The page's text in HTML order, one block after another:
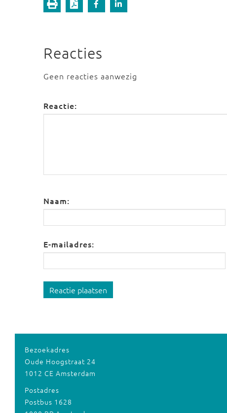
Reacties
Geen reacties aanwezig
Reactie:
Naam:
E-mailadres:
Reactie plaatsen
Bezoekadres
Oude Hoogstraat 24
1012 CE Amsterdam
Postadres
Postbus 1628